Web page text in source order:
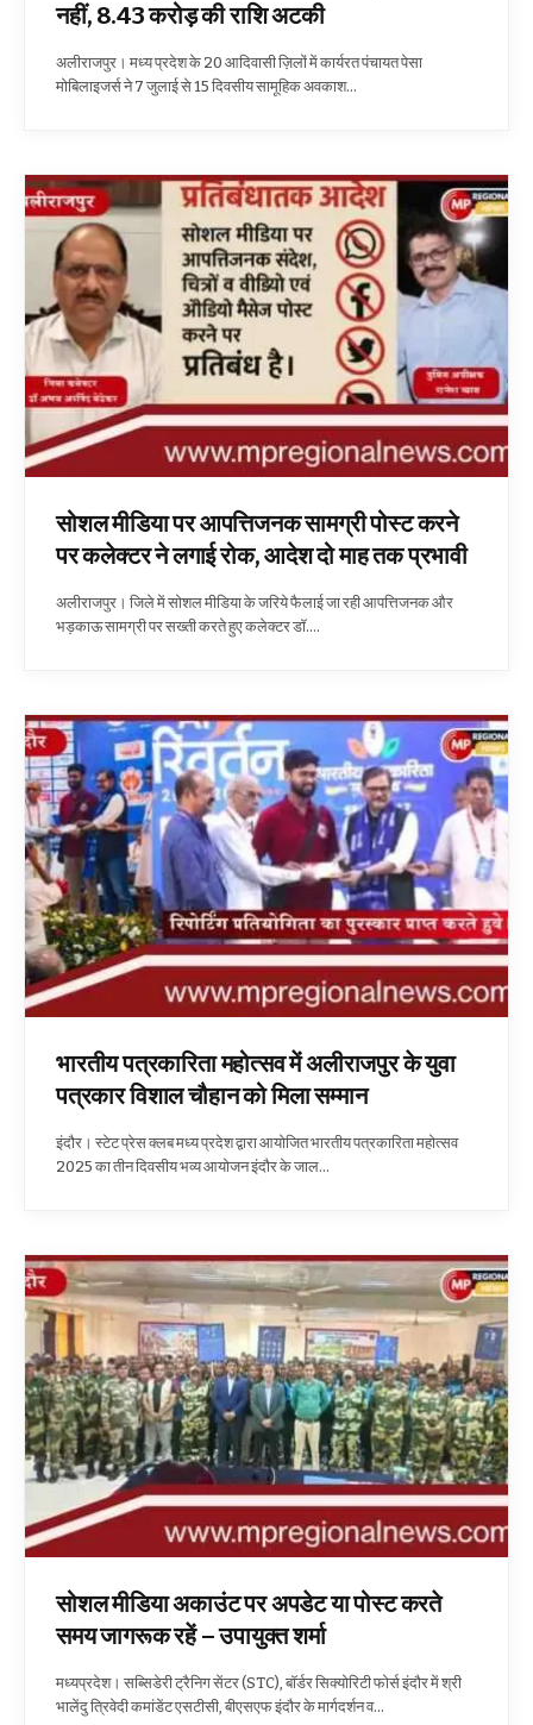
नहीं, 8.43 करोड़ की राशि अटकी
अलीराजपुर। मध्य प्रदेश के 20 आदिवासी ज़िलों में कार्यरत पंचायत पेसा
मोबिलाइजर्स ने 7 जुलाई से 15 दिवसीय सामूहिक अवकाश…
सोशल मीडिया पर आपत्तिजनक सामग्री पोस्ट करने
पर कलेक्टर ने लगाई रोक, आदेश दो माह तक प्रभावी
अलीराजपुर। जिले में सोशल मीडिया के जरिये फैलाई जा रही आपत्तिजनक और
भड़काऊ सामग्री पर सख्ती करते हुए कलेक्टर डॉ.…
भारतीय पत्रकारिता महोत्सव में अलीराजपुर के युवा
पत्रकार विशाल चौहान को मिला सम्मान
इंदौर। स्टेट प्रेस क्लब मध्य प्रदेश द्वारा आयोजित भारतीय पत्रकारिता महोत्सव
2025 का तीन दिवसीय भव्य आयोजन इंदौर के जाल…
सोशल मीडिया अकाउंट पर अपडेट या पोस्ट करते
समय जागरूक रहें – उपायुक्त शर्मा
मध्यप्रदेश। सब्सिडेरी ट्रैनिग सेंटर (STC), बॉर्डर सिक्योरिटी फोर्स इंदौर में श्री
भालेंदु त्रिवेदी कमांडेंट एसटीसी, बीएसएफ इंदौर के मार्गदर्शन व…